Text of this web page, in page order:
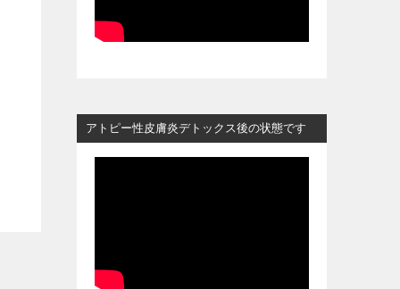
アトピー性皮膚炎デトックス後の状態です